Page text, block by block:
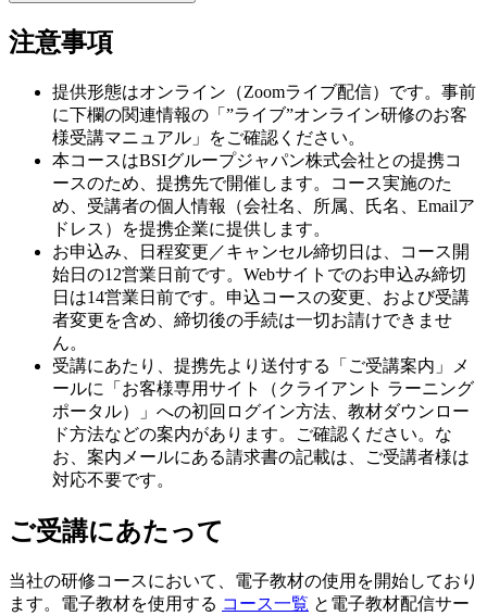
注意事項
提供形態はオンライン（Zoomライブ配信）です。事前
に下欄の関連情報の「”ライブ”オンライン研修のお客
様受講マニュアル」をご確認ください。
本コースはBSIグループジャパン株式会社との提携コ
ースのため、提携先で開催します。コース実施のた
め、受講者の個人情報（会社名、所属、氏名、Emailア
ドレス）を提携企業に提供します。
お申込み、日程変更／キャンセル締切日は、コース開
始日の12営業日前です。Webサイトでのお申込み締切
日は14営業日前です。申込コースの変更、および受講
者変更を含め、締切後の手続は一切お請けできませ
ん。
受講にあたり、提携先より送付する「ご受講案内」メ
ールに「お客様専用サイト（クライアント ラーニング
ポータル）」への初回ログイン方法、教材ダウンロー
ド方法などの案内があります。ご確認ください。な
お、案内メールにある請求書の記載は、ご受講者様は
対応不要です。
ご受講にあたって
当社の研修コースにおいて、電子教材の使用を開始しており
ます。電子教材を使用する コース一覧 と電子教材配信サー